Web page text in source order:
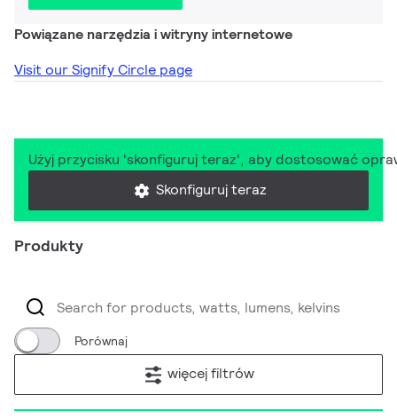
Powiązane narzędzia i witryny internetowe
Visit our Signify Circle page
Użyj przycisku 'skonfiguruj teraz', aby dostosować
Skonfiguruj teraz
Produkty
Porównaj
więcej filtrów